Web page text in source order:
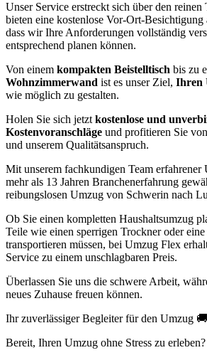
Unser Service erstreckt sich über den
bieten eine kostenlose Vor-Ort-Besichtigung
dass wir Ihre Anforderungen vollständig
entsprechend planen können.
Von einem kompakten Beistelltisch bis zu
Wohnzimmerwand ist es unser Ziel, Ihren
wie möglich zu gestalten.
Holen Sie sich jetzt kostenlose und
Kostenvoranschläge und profitieren Sie
und unserem Qualitätsanspruch.
Mit unserem fachkundigen Team erfahrener
mehr als 13 Jahren Branchenerfahrung
reibungslosen Umzug von Schwerin nach
Ob Sie einen kompletten Haushaltsumzug
Teile wie einen sperrigen Trockner oder
transportieren müssen, bei Umzug Flex
Service zu einem unschlagbaren Preis.
Überlassen Sie uns die schwere Arbeit,
neues Zuhause freuen können.
Ihr zuverlässiger Begleiter für den Umzug 🚚
Bereit, Ihren Umzug ohne Stress zu erleben?